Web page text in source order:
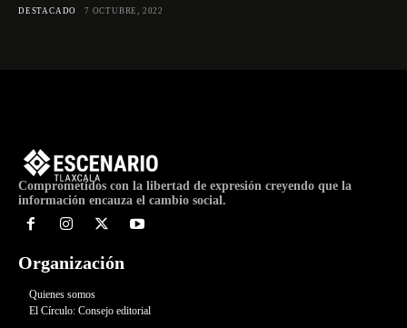
DESTACADO 7 OCTUBRE, 2022
Comprometidos con la libertad de expresión creyendo que la
información encauza el cambio social.
Organización
Quienes somos
El Círculo: Consejo editorial